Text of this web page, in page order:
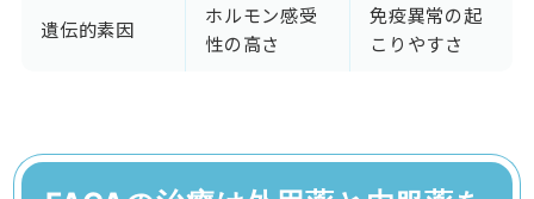
遺伝的素因
ホルモン感受
性の高さ
免疫異常の起
こりやすさ